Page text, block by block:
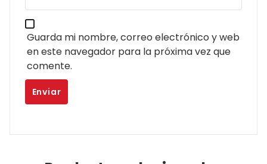
Guarda mi nombre, correo electrónico y web
en este navegador para la próxima vez que
comente.